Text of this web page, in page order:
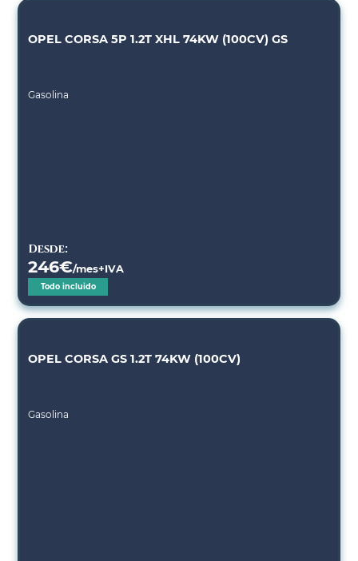
OPEL CORSA 5P 1.2T XHL 74KW (100CV) GS
Gasolina
Desde:
246€/mes+IVA
Todo incluido
OPEL CORSA GS 1.2T 74KW (100CV)
Gasolina